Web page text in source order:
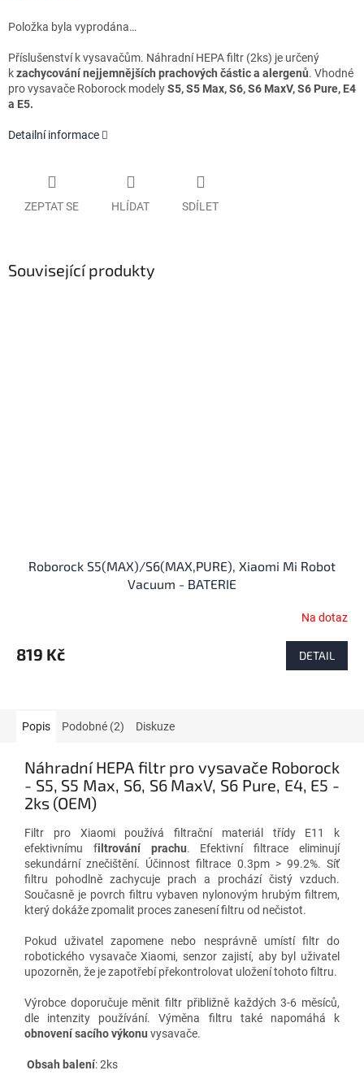
Položka byla vyprodána…
Příslušenství k vysavačům. Náhradní HEPA filtr (2ks) je určený
kzachycování nejjemnějších prachových částic a alergenů. Vhodné
pro vysavače Roborock modelyS5, S5 Max, S6, S6 MaxV, S6 Pure, E4
a E5.
Detailní informace
ZEPTAT SE HLÍDAT SDÍLET
Související produkty
Roborock S5(MAX)/S6(MAX,PURE), Xiaomi Mi Robot
Vacuum - BATERIE
produktu
je
hvězdiček.
Na dotaz
819 Kč DETAIL
Popis Podobné (2) Diskuze
Náhradní HEPA filtr pro vysavače Roborock
- S5, S5 Max, S6, S6 MaxV, S6 Pure, E4, E5 -
2ks (OEM)
Filtr pro Xiaomi používá filtrační materiál třídy E11 k
efektivnímu filtrování prachu. Efektivní filtrace eliminují
sekundární znečištění. Účinnost filtrace 0.3pm > 99.2%. Síť
filtru pohodlně zachycuje prach a prochází čistý vzduch.
Současně je povrch filtru vybaven nylonovým hrubým filtrem,
který dokáže zpomalit proces zanesení filtru od nečistot.
Pokud uživatel zapomene nebo nesprávně umístí filtr do
robotického vysavače Xiaomi, senzor zajistí, aby byl uživatel
upozorněn, že je zapotřebí překontrolovat uložení tohoto filtru.
Výrobce doporučuje měnit filtr přibližně každých 3-6 měsíců,
dle intenzity používání. Výměna filtru také napomáhá k
obnovení sacího výkonu vysavače.
Obsah balení: 2ks